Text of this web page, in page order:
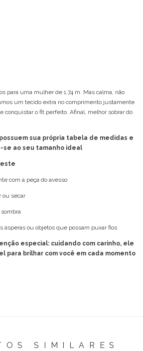
para uma mulher de 1,74 m. Mas calma, não
um tecido extra no comprimento justamente
conquistar o fit perfeito. Afinal, melhor sobrar do
sua própria tabela de medidas e
ao seu tamanho ideal
com a peça do avesso
ou secar
ásperas ou objetos que possam puxar fios
especial: cuidando com carinho, ele
para brilhar com você em cada momento
SIMILARES